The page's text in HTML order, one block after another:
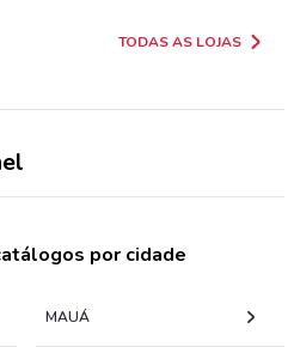
TODAS AS LOJAS
por cidade
MAUÁ